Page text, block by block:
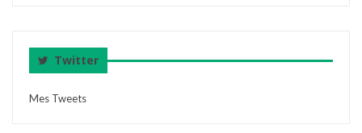
Twitter
Mes Tweets